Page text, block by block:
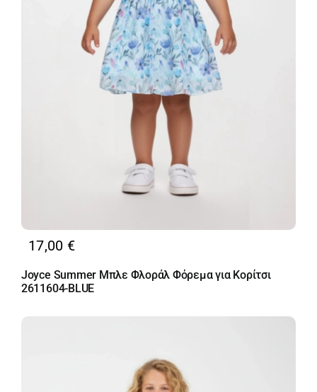
17,00 €
Joyce Summer Μπλε Φλοράλ Φόρεμα για Κορίτσι
2611604-BLUE